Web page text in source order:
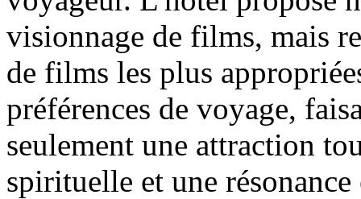
visionnage de films, mais
de films les plus
préférences de voyage,
seulement une attraction
spirituelle et une